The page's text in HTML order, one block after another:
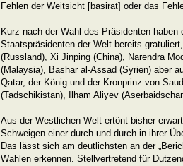
Fehlen der Weitsicht [basirat] oder das
Kurz nach der Wahl des Präsidenten haben
Staatspräsidenten der Welt bereits
(Russland), Xi Jinping (China), Narendra
(Malaysia), Bashar al-Assad (Syrien) aber
Qatar, der König und der Kronprinz von
(Tadschikistan), Ilham Aliyev
Aus der Westlichen Welt ertönt bisher
Schweigen einer durch und durch in ihrer
Das lässt sich am deutlichsten an der
Wahlen erkennen. Stellvertretend für